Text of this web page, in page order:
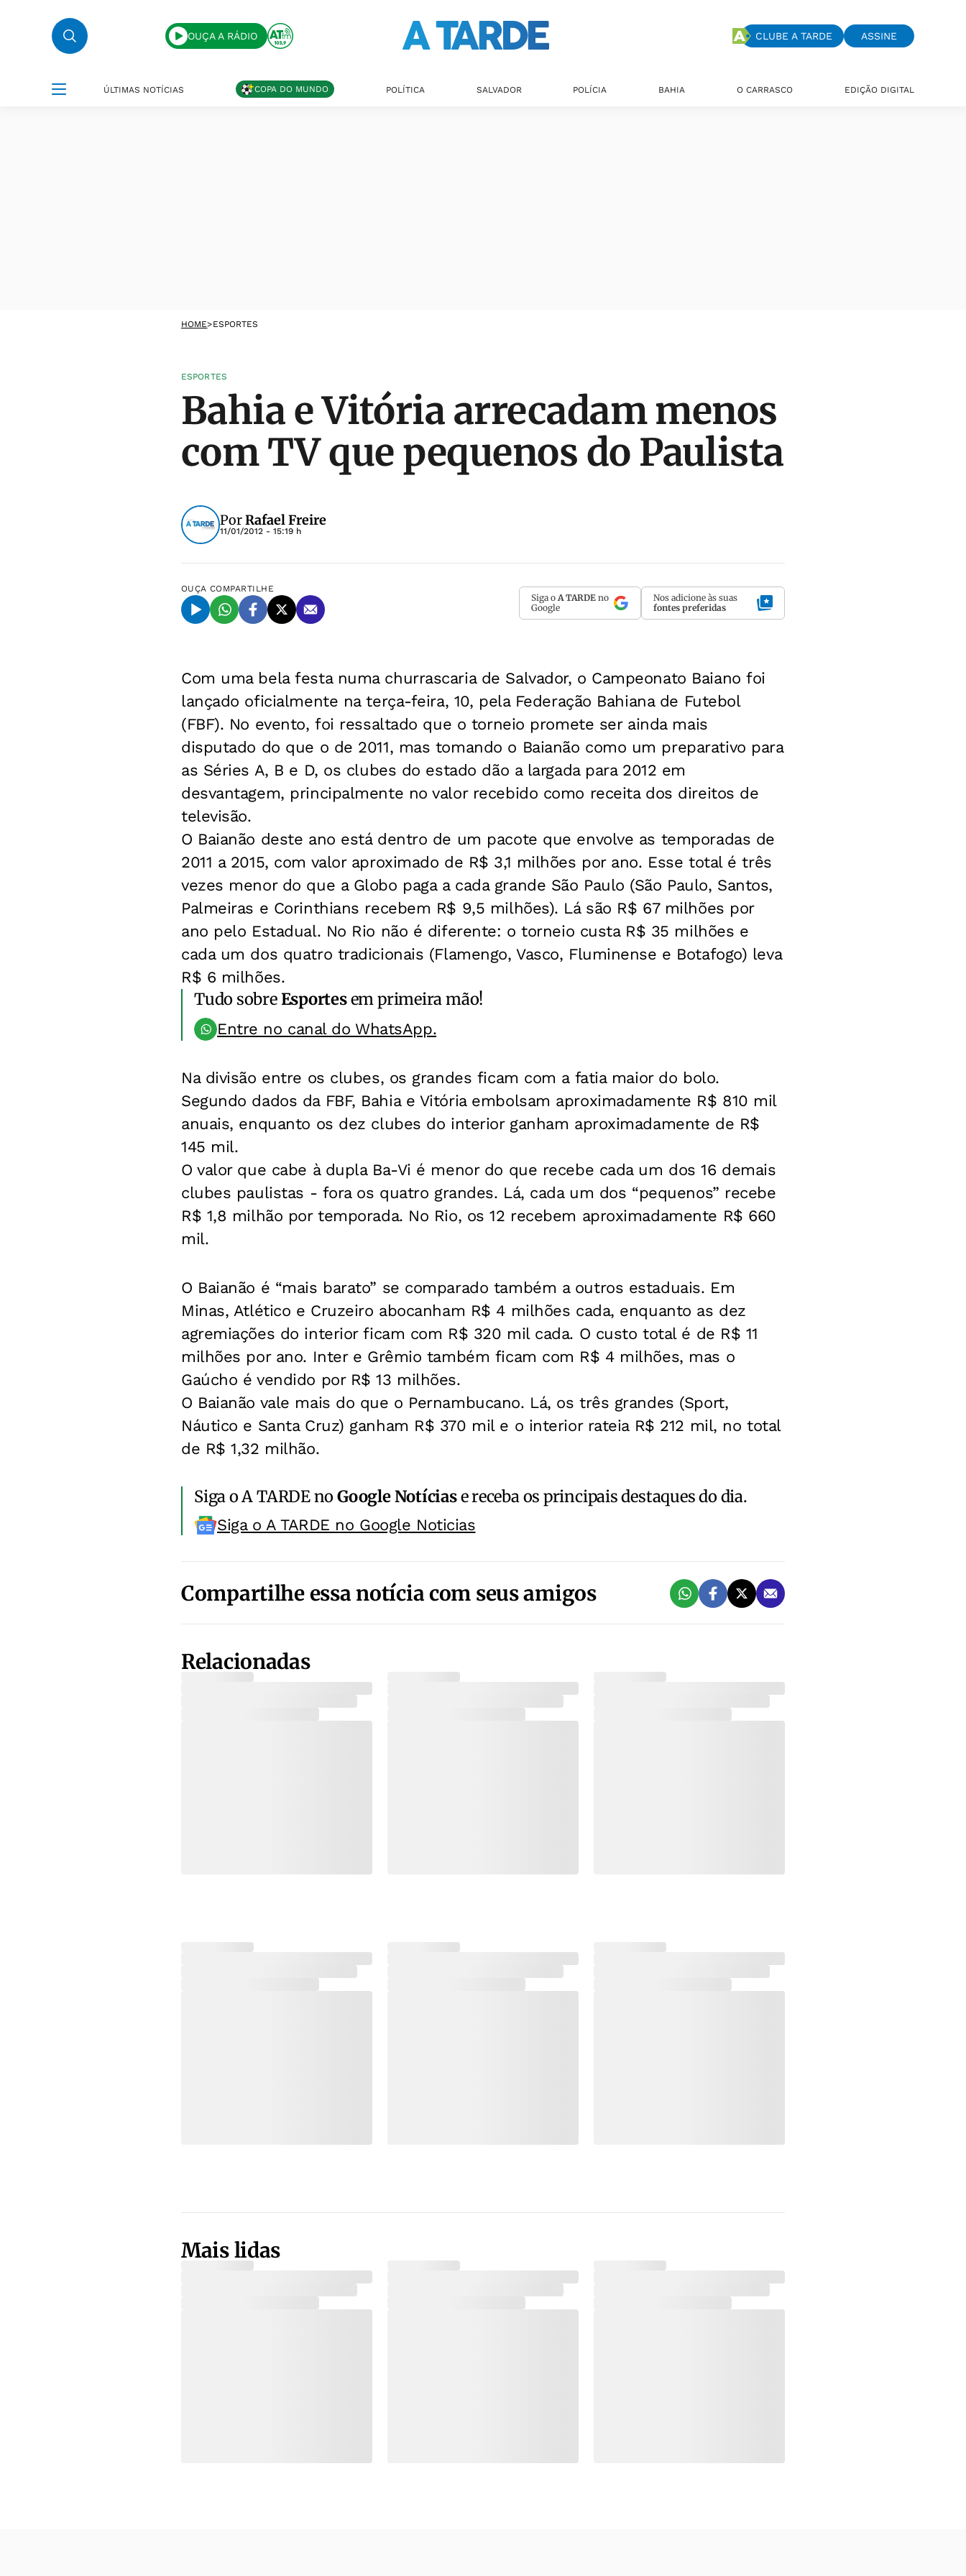
OUÇA A RÁDIO CLUBE A TARDE ASSINE
ÚLTIMAS NOTÍCIAS COPA DO MUNDO POLÍTICA SALVADOR POLÍCIA BAHIA O CARRASCO EDIÇÃO DIGITAL
HOME>ESPORTES
ESPORTES
Bahia e Vitória arrecadam menos
com TV que pequenos do Paulista
PorRafael Freire
11/01/2012 - 15:19 h
OUÇA COMPARTILHE
Siga o A TARDE no
Google
Nos adicione às suas
fontes preferidas
Com uma bela festa numa churrascaria de Salvador, o Campeonato Baiano foi
lançado oficialmente na terça-feira, 10, pela Federação Bahiana de Futebol
(FBF). No evento, foi ressaltado que o torneio promete ser ainda mais
disputado do que o de 2011, mas tomando o Baianão como um preparativo para
as Séries A, B e D, os clubes do estado dão a largada para 2012 em
desvantagem, principalmente no valor recebido como receita dos direitos de
televisão.
O Baianão deste ano está dentro de um pacote que envolve as temporadas de
2011 a 2015, com valor aproximado de R$ 3,1 milhões por ano. Esse total é três
vezes menor do que a Globo paga a cada grande São Paulo (São Paulo, Santos,
Palmeiras e Corinthians recebem R$ 9,5 milhões). Lá são R$ 67 milhões por
ano pelo Estadual. No Rio não é diferente: o torneio custa R$ 35 milhões e
cada um dos quatro tradicionais (Flamengo, Vasco, Fluminense e Botafogo) leva
R$ 6 milhões.
Tudo sobreEsportesem primeira mão!
Entre no canal do WhatsApp.
Na divisão entre os clubes, os grandes ficam com a fatia maior do bolo.
Segundo dados da FBF, Bahia e Vitória embolsam aproximadamente R$ 810 mil
anuais, enquanto os dez clubes do interior ganham aproximadamente de R$
145 mil.
O valor que cabe à dupla Ba-Vi é menor do que recebe cada um dos 16 demais
clubes paulistas - fora os quatro grandes. Lá, cada um dos “pequenos” recebe
R$ 1,8 milhão por temporada. No Rio, os 12 recebem aproximadamente R$ 660
mil.
O Baianão é “mais barato” se comparado também a outros estaduais. Em
Minas, Atlético e Cruzeiro abocanham R$ 4 milhões cada, enquanto as dez
agremiações do interior ficam com R$ 320 mil cada. O custo total é de R$ 11
milhões por ano. Inter e Grêmio também ficam com R$ 4 milhões, mas o
Gaúcho é vendido por R$ 13 milhões.
O Baianão vale mais do que o Pernambucano. Lá, os três grandes (Sport,
Náutico e Santa Cruz) ganham R$ 370 mil e o interior rateia R$ 212 mil, no total
de R$ 1,32 milhão.
Siga o A TARDE noGoogle Notíciase receba os principais destaques do dia.
Siga o A TARDE no Google Noticias
Compartilhe essa notícia com seus amigos
Relacionadas
Mais lidas